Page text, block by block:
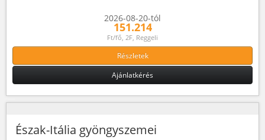
2026-08-20-tól
151.214
Ft/fő, 2F, Reggeli
Részletek
Ajánlatkérés
Észak-Itália gyöngyszemei